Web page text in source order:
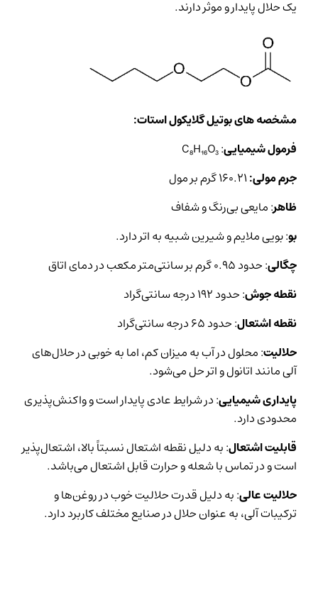
یک حلال پایدار و موثر دارند.
مشخصه های بوتیل گلایکول استات:
فرمول شیمیایی: C₈H₁₆O₃
جرم مولی:۱۶۰.۲۱ گرم بر مول
ظاهر: مایعی بی‌رنگ و شفاف
بو: بویی ملایم و شیرین شبیه به اتر دارد.
چگالی: حدود ۰.۹۵ گرم بر سانتی‌متر مکعب در دمای اتاق
نقطه جوش: حدود ۱۹۲ درجه سانتی‌گراد
نقطه اشتعال: حدود ۶۵ درجه سانتی‌گراد
حلالیت: محلول در آب به میزان کم، اما به خوبی در حلال‌های
آلی مانند اتانول و اتر حل می‌شود.
پایداری شیمیایی: در شرایط عادی پایدار است و واکنش‌پذیری
محدودی دارد.
قابلیت اشتعال: به دلیل نقطه اشتعال نسبتاً بالا، اشتعال‌پذیر
است و در تماس با شعله و حرارت قابل اشتعال می‌باشد.
حلالیت عالی: به دلیل قدرت حلالیت خوب در روغن‌ها و
ترکیبات آلی، به عنوان حلال در صنایع مختلف کاربرد دارد.